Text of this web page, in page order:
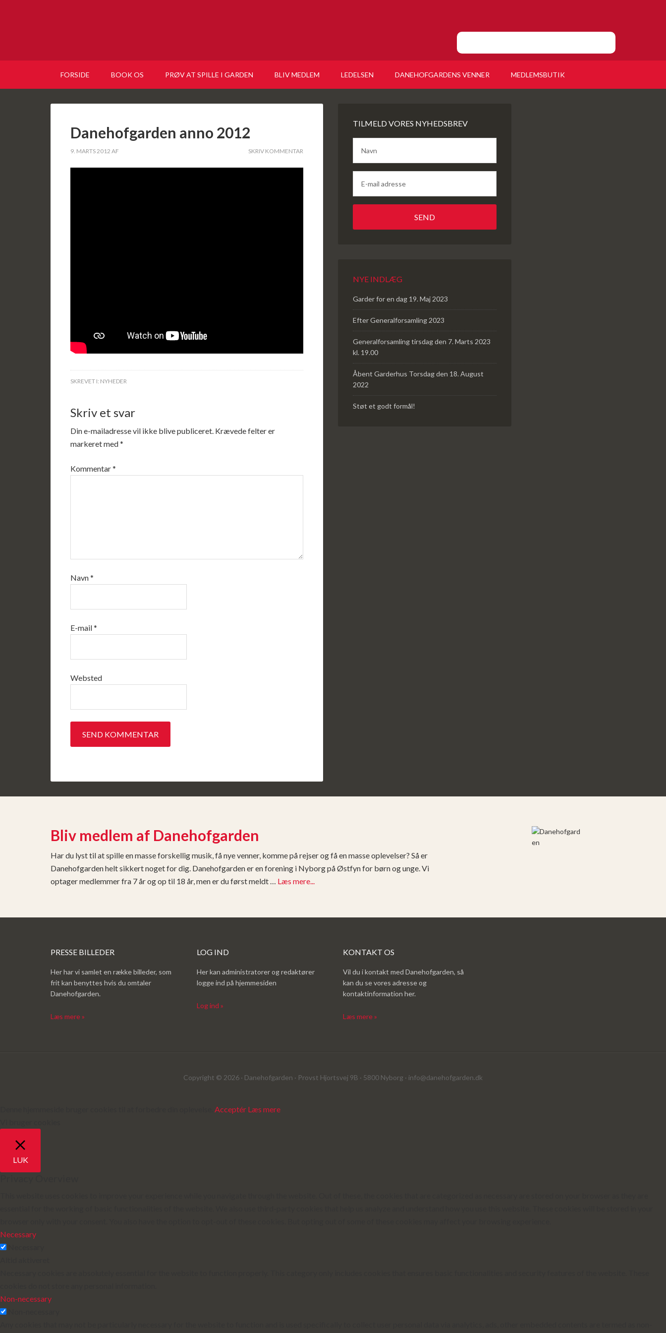
FORSIDE BOOK OS PRØV AT SPILLE I GARDEN BLIV MEDLEM LEDELSEN DANEHOFGARDENS VENNER MEDLEMSBUTIK
Danehofgarden anno 2012
9. MARTS 2012 AF SKRIV KOMMENTAR
SKREVET I: NYHEDER
Skriv et svar
Din e-mailadresse vil ikke blive publiceret. Krævede felter er
markeret med*
Kommentar*
Navn*
E-mail*
Websted
TILMELD VORES NYHEDSBREV
NYE INDLÆG
Garder for en dag 19. Maj 2023
Efter Generalforsamling 2023
Generalforsamling tirsdag den 7. Marts 2023
kl. 19.00
Åbent Garderhus Torsdag den 18. August
2022
Støt et godt formål!
Bliv medlem af Danehofgarden
Har du lyst til at spille en masse forskellig musik, få nye venner, komme på rejser og få en masse oplevelser? Så er
Danehofgarden helt sikkert noget for dig. Danehofgarden er en forening i Nyborg på Østfyn for børn og unge. Vi
optager medlemmer fra 7 år og op til 18 år, men er du først meldt … Læs mere...
PRESSE BILLEDER
Her har vi samlet en række billeder, som
frit kan benyttes hvis du omtaler
Danehofgarden.
Læs mere »
LOG IND
Her kan administratorer og redaktører
logge ind på hjemmesiden
Log ind »
KONTAKT OS
Vil du i kontakt med Danehofgarden, så
kan du se vores adresse og
kontaktinformation her.
Læs mere »
Copyright © 2026 · Danehofgarden · Provst Hjortsvej 9B · 5800 Nyborg · info@danehofgarden.dk
Acceptér Læs mere
LUK
Necessary
Non-necessary